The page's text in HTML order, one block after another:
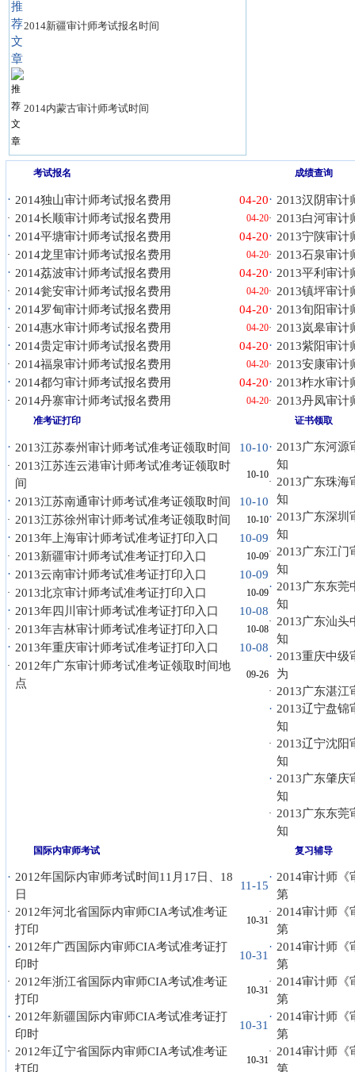
2014新疆审计师考试报名时间
2014内蒙古审计师考试时间
考试报名
· 2014独山审计师考试报名费用 04-20
· 2014长顺审计师考试报名费用 04-20
· 2014平塘审计师考试报名费用 04-20
· 2014龙里审计师考试报名费用 04-20
· 2014荔波审计师考试报名费用 04-20
· 2014瓮安审计师考试报名费用 04-20
· 2014罗甸审计师考试报名费用 04-20
· 2014惠水审计师考试报名费用 04-20
· 2014贵定审计师考试报名费用 04-20
· 2014福泉审计师考试报名费用 04-20
· 2014都匀审计师考试报名费用 04-20
· 2014丹寨审计师考试报名费用 04-20
成绩查询
· 2013汉阴审计
· 2013白河审计
· 2013宁陕审计
· 2013石泉审计
· 2013平利审计
· 2013镇坪审计
· 2013旬阳审计
· 2013岚皋审计
· 2013紫阳审计
· 2013安康审计
· 2013柞水审计
· 2013丹凤审计
准考证打印
· 2013江苏泰州审计师考试准考证领取时间 10-10
· 2013江苏连云港审计师考试准考证领取时
间
10-10
· 2013江苏南通审计师考试准考证领取时间 10-10
· 2013江苏徐州审计师考试准考证领取时间 10-10
· 2013年上海审计师考试准考证打印入口 10-09
· 2013新疆审计师考试准考证打印入口 10-09
· 2013云南审计师考试准考证打印入口 10-09
· 2013北京审计师考试准考证打印入口 10-09
· 2013年四川审计师考试准考证打印入口 10-08
· 2013年吉林审计师考试准考证打印入口 10-08
· 2013年重庆审计师考试准考证打印入口 10-08
· 2012年广东审计师考试准考证领取时间地
点
09-26
证书领取
· 2013广东河源
知
· 2013广东珠海
知
· 2013广东深圳
知
· 2013广东江门
知
· 2013广东东莞
知
· 2013广东汕头
知
· 2013重庆中级
为
· 2013广东湛江
· 2013辽宁盘锦
知
· 2013辽宁沈阳
知
· 2013广东肇庆
知
· 2013广东东莞
知
国际内审师考试
· 2012年国际内审师考试时间11月17日、18
日
11-15
· 2012年河北省国际内审师CIA考试准考证
打印
10-31
· 2012年广西国际内审师CIA考试准考证打
印时
10-31
· 2012年浙江省国际内审师CIA考试准考证
打印
10-31
· 2012年新疆国际内审师CIA考试准考证打
印时
10-31
· 2012年辽宁省国际内审师CIA考试准考证
打印
10-31
复习辅导
· 2014审计师《
第
· 2014审计师《
第
· 2014审计师《
第
· 2014审计师《
第
· 2014审计师《
第
· 2014审计师《
第